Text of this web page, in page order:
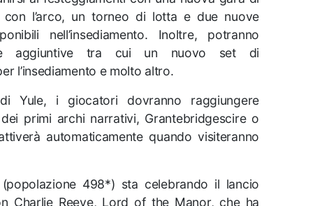
l’arco, un torneo di lotta e due nuove
nell’insediamento. Inoltre, potranno
aggiuntive tra cui un nuovo set di
l’insediamento e molto altro.
Yule, i giocatori dovranno raggiungere
primi archi narrativi, Grantebridgescire o
automaticamente quando visiteranno
498*) sta celebrando il lancio
Charlie Reeve, Lord of the Manor, che ha